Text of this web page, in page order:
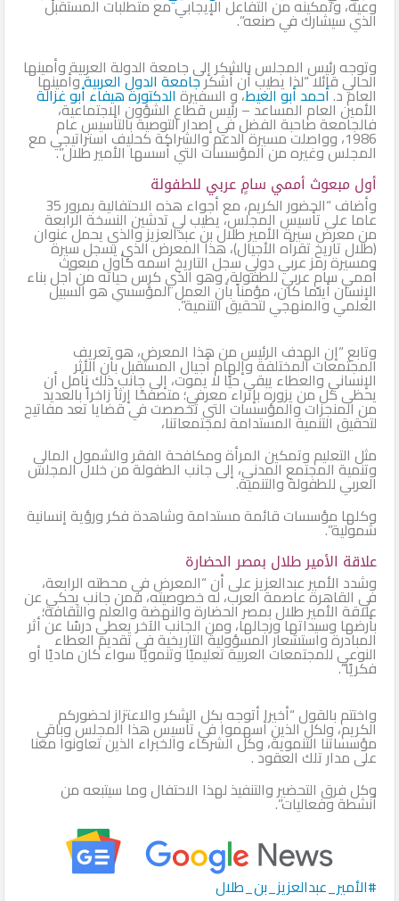
وعيه، وتمكينه من التفاعل الإيجابي مع متطلبات المستقبل
الذي سيشارك في صنعه”.
وتوجه رئيس المجلس بالشكر إلى جامعة الدولة العربية وأمينها
الحالي قائلا “لذا يطيب أن أشكرجامعة الدول العربيةوأمينها
العام د.أحمد أبو الغيط، و السفيرةالدكتورة هيفاء أبو غزالة
الأمين العام المساعد – رئيس قطاع الشؤون الاجتماعية،
فالجامعة صاحبة الفضل في إصدار التوصية بالتأسيس عام
1986، وواصلت مسيرة الدعم والشراكة كحليف استراتيجي مع
المجلس وغيره من المؤسسات التي أسسها الأمير طلال”.
أول مبعوث أممي سامٍ عربي للطفولة
وأضاف “الحضور الكريم، مع أجواء هذه الاحتفالية بمرور 35
عاما على تأسيس المجلس، يطيب لي تدشين النسخة الرابعة
من معرض سيرة الأمير طلال بن عبدالعزيز والذي يحمل عنوان
(طلال تاريخ تقرأه الأجيال)، هذا المعرض الذي يسجل سيرة
ومسيرة رمز عربي دولي سجل التاريخ اسمه كأول مبعوث
أممي سامٍ عربي للطفولة، وهو الذي كرس حياته من أجل بناء
الإنسان أينما كان، مؤمناً بأن العمل المؤسسي هو السبيل
العلمي والمنهجي لتحقيق التنمية”.
وتابع “إن الهدف الرئيس من هذا المعرض، هو تعريف
المجتمعات المختلفة وإلهام أجيال المستقبل بأن الأثر
الإنساني والعطاء يبقى حيًا لا يموت، إلى جانب ذلك نأمل أن
يحظى كل من يزوره بإثراء معرفي؛ متصفحًا إرثاً زاخراً بالعديد
من المنجزات والمؤسسات التي تخصصت في قضايا تعد مفاتيح
لتحقيق التنمية المستدامة لمجتمعاتنا،
مثل التعليم وتمكين المرأة ومكافحة الفقر والشمول المالي
وتنمية المجتمع المدني، إلى جانب الطفولة من خلال المجلس
العربي للطفولة والتنمية.
وكلها مؤسسات قائمة مستدامة وشاهدة فكر ورؤية إنسانية
شمولية”.
علاقة الأمير طلال بمصر الحضارة
وشدد الأمير عبدالعزيز على أن “المعرض في محطته الرابعة،
في القاهرة عاصمة العرب، له خصوصيته، فمن جانب يحكي عن
علاقة الأمير طلال بمصر الحضارة والنهضة والعلم والثقافة؛
بأرضها وسيداتها ورجالها، ومن الجانب الآخر يعطي درسًا عن أثر
المبادرة واستشعار المسؤولية التاريخية في تقديم العطاء
النوعي للمجتمعات العربية تعليميًا وتنمويًا سواء كان ماديًا أو
فكريًا”.
واختتم بالقول “أخيرا أتوجه بكل الشكر والاعتزاز لحضوركم
الكريم، ولكل الذين أسهموا في تأسيس هذا المجلس وباقي
مؤسساتنا التنموية، وكل الشركاء والخبراء الذين تعاونوا معنا
على مدار تلك العقود .
وكل فرق التحضير والتنفيذ لهذا الاحتفال وما سيتبعه من
أنشطة وفعاليات”.
#الأمير_عبدالعزيز_بن_طلال